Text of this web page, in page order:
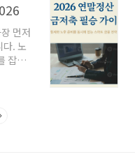
먼저
다. 노
잡을
지
거
많